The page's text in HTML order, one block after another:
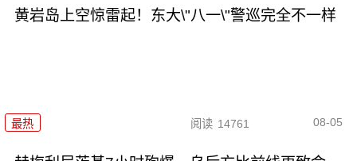
黄岩岛上空惊雷起！东大\"八一\"警巡完全不一样
最热 阅读 14761 08-05